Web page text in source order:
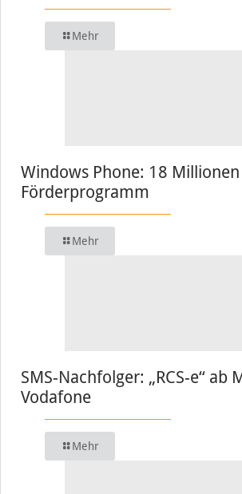
Mehr
Windows Phone: 18
Förderprogramm
Mehr
SMS-Nachfolger: „RCS-e“ ab
Vodafone
Mehr